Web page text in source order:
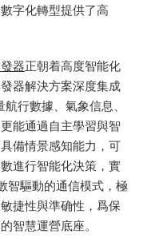
字化轉型提供了高
器正朝着高度智能化
器解決方案深度集成
行數據、氣象信息、
能通過自主學習與智
備情景感知能力，可
進行智能化決策，實
智驅動的通信模式，極
捷性與準确性，爲保
智慧運營底座。